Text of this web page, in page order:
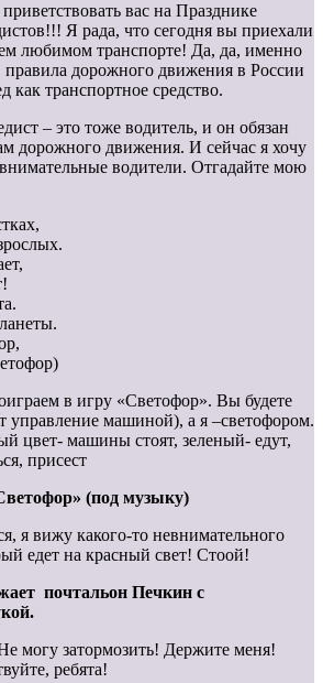
вас на Празднике
Я рада, что сегодня вы приехали
любимом транспорте! Да, да, именно
дорожного движения в России
как транспортное средство.
– это тоже водитель, и он обязан
дорожного движения. И сейчас я хочу
водители. Отгадайте мою
в игру «Светофор». Вы будете
управление машиной), а я –светофором.
цвет- машины стоят, зеленый- едут,
присест
(под музыку)
я вижу какого-то невнимательного
едет на красный свет! Стоой!
почтальон Печкин с
могу затормозить! Держите меня!
ребята!